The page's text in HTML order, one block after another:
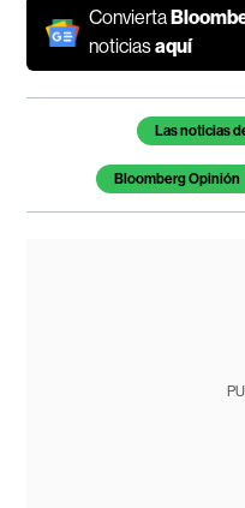
Convierta
noticiasaquí
Temas de este artículo
Las noticias
Bloomberg Opinión